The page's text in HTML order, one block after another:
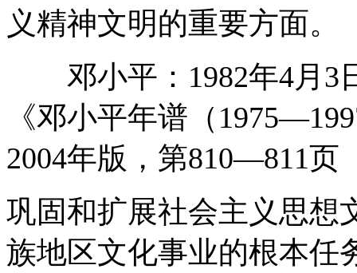
义精神文明的重要方面。
邓小平：1982年4月3
《邓小平年谱（
2004年版，第810—811页
巩固和扩展社会主义思想
族地区文化事业的根本任